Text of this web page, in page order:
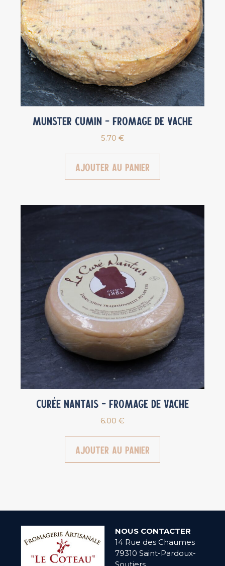
Munster Cumin – Fromage de vache
5.70 €
Ajouter au panier
Curée Nantais – Fromage de vache
6.00 €
Ajouter au panier
NOUS CONTACTER
14 Rue des Chaumes
79310 Saint-Pardoux-